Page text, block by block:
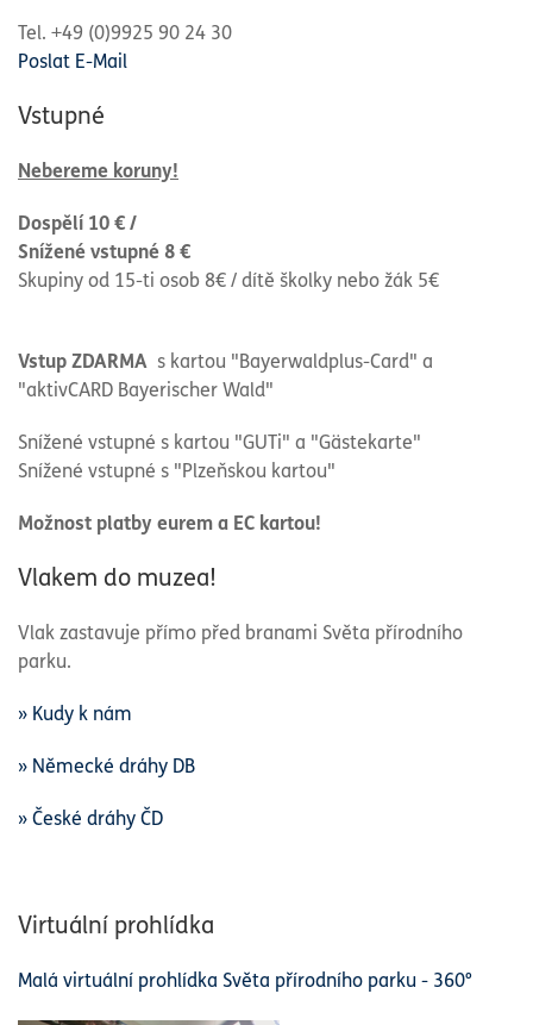
Tel. +49 (0)9925 90 24 30
Poslat E-Mail
Vstupné
Nebereme koruny!
Dospělí 10 € /
Snížené vstupné 8 €
Skupiny od 15-ti osob 8€ / dítě školky nebo žák 5€
Vstup ZDARMA s kartou "Bayerwaldplus-Card" a
"aktivCARD Bayerischer Wald"
Snížené vstupné s kartou "GUTi" a "Gästekarte"
Snížené vstupné s "Plzeňskou kartou"
Možnost platby eurem a EC kartou!
Vlakem do muzea!
Vlak zastavuje přímo před branami Světa přírodního
parku.
» Kudy k nám
» Německé dráhy DB
» České dráhy ČD
Virtuální prohlídka
Malá virtuální prohlídka Světa přírodního parku - 360°